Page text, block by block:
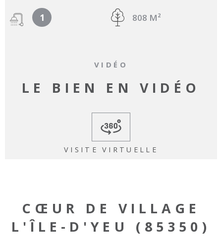
1 808 M²
VIDÉO
LE BIEN EN VIDÉO
VISITE VIRTUELLE
CŒUR DE VILLAGE
L'ÎLE-D'YEU (85350)